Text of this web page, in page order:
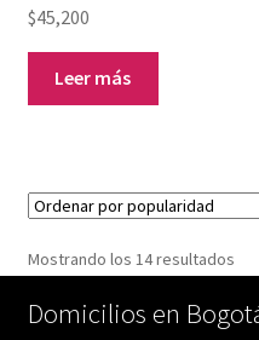
$45,200
Leer más
Mostrando los 14 resultados
Domicilios en